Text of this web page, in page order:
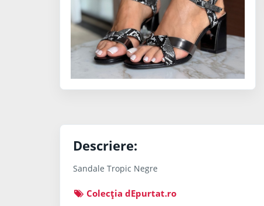
Descriere:
Sandale Tropic Negre
Colecţia dEpurtat.ro